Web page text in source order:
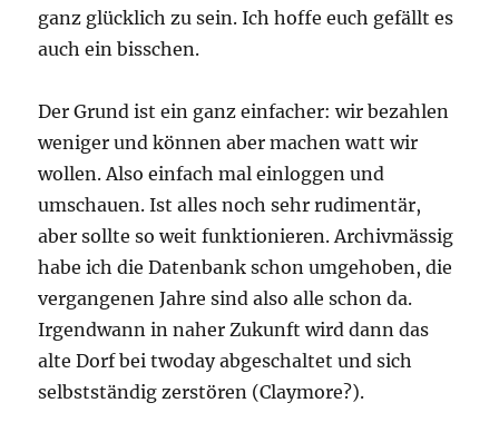
ganz glücklich zu sein. Ich hoffe euch gefällt es
auch ein bisschen.
Der Grund ist ein ganz einfacher: wir bezahlen
weniger und können aber machen watt wir
wollen. Also einfach mal einloggen und
umschauen. Ist alles noch sehr rudimentär,
aber sollte so weit funktionieren. Archivmässig
habe ich die Datenbank schon umgehoben, die
vergangenen Jahre sind also alle schon da.
Irgendwann in naher Zukunft wird dann das
alte Dorf bei twoday abgeschaltet und sich
selbstständig zerstören (Claymore?).